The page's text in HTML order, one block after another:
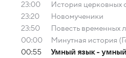
23:00
История церковных
23:20
Новомученики
23:50
Повесть временных
00:00
Минутная история
00:55
Умный язык -